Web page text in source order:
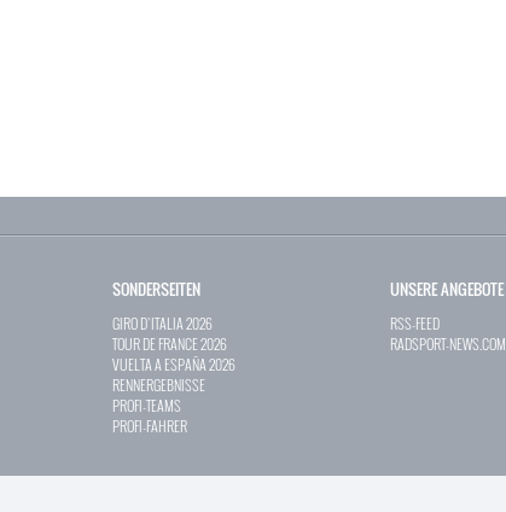
SONDERSEITEN
GIRO D`ITALIA 2026
TOUR DE FRANCE 2026
VUELTA A ESPAÑA 2026
RENNERGEBNISSE
PROFI-TEAMS
PROFI-FAHRER
UNSERE ANGEBOTE
RSS-FEED
RADSPORT-NEWS.COM